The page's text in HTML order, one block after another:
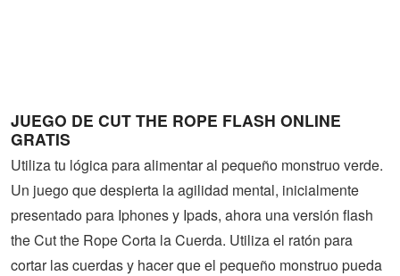
Animaciones
JUEGO DE CUT THE ROPE FLASH ONLINE
GRATIS
Utiliza tu lógica para alimentar al pequeño monstruo verde.
Un juego que despierta la agilidad mental, inicialmente
presentado para Iphones y Ipads, ahora una versión flash
the Cut the Rope Corta la Cuerda. Utiliza el ratón para
cortar las cuerdas y hacer que el pequeño monstruo pueda